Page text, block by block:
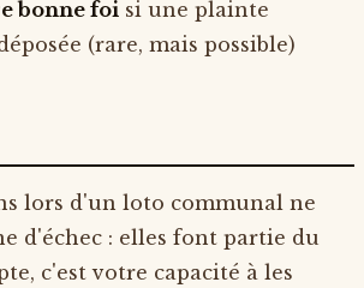
bonne foi si une plainte
(rare, mais possible)
lors d'un loto communal ne
d'échec : elles font partie du
c'est votre capacité à les